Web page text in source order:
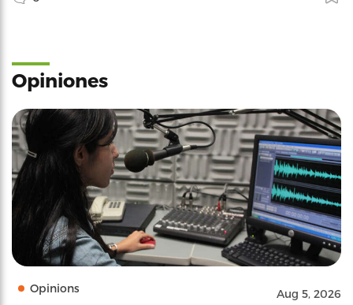
Opiniones
Opinions Aug 5, 2026